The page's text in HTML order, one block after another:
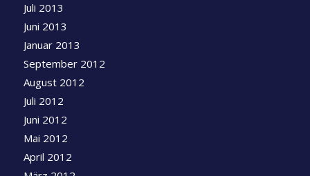
Juli 2013
Juni 2013
Januar 2013
September 2012
August 2012
Juli 2012
Juni 2012
Mai 2012
April 2012